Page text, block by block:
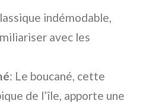
indémodable,
avec les
: Le boucané, cette
de l’île, apporte une